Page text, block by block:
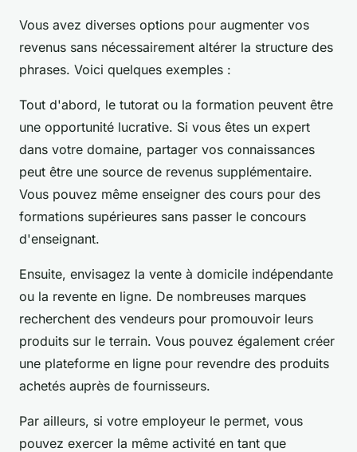
Vous avez diverses options pour augmenter vos
revenus sans nécessairement altérer la structure des
phrases. Voici quelques exemples :
Tout d'abord, le tutorat ou la formation peuvent être
une opportunité lucrative. Si vous êtes un expert
dans votre domaine, partager vos connaissances
peut être une source de revenus supplémentaire.
Vous pouvez même enseigner des cours pour des
formations supérieures sans passer le concours
d'enseignant.
Ensuite, envisagez la vente à domicile indépendante
ou la revente en ligne. De nombreuses marques
recherchent des vendeurs pour promouvoir leurs
produits sur le terrain. Vous pouvez également créer
une plateforme en ligne pour revendre des produits
achetés auprès de fournisseurs.
Par ailleurs, si votre employeur le permet, vous
pouvez exercer la même activité en tant que